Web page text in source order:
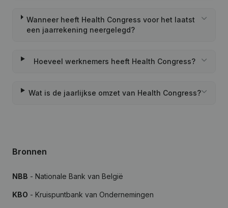
Wanneer heeft Health Congress voor het laatst
een jaarrekening neergelegd?
Hoeveel werknemers heeft Health Congress?
Wat is de jaarlijkse omzet van Health Congress?
Bronnen
NBB - Nationale Bank van België
KBO - Kruispuntbank van Ondernemingen